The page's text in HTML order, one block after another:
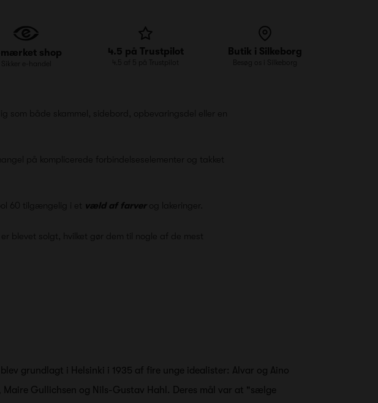
shop
Sikker e-handel
4.5 på Trustpilot
4.5 af 5 på Trustpilot
Butik i Silkeborg
Besøg os i Silkeborg
som både skammel, sidebord, opbevaringsdel eller en
på komplicerede forbindelseselementer og takket
60 tilgængelig i et væld af farverog lakeringer.
blevet solgt, hvilket gør dem til nogle af de mest
grundlagt i Helsinki i 1935 af fire unge idealister: Alvar og Aino
Maire Gullichsen og Nils-Gustav Hahl. Deres mål var at "sælge